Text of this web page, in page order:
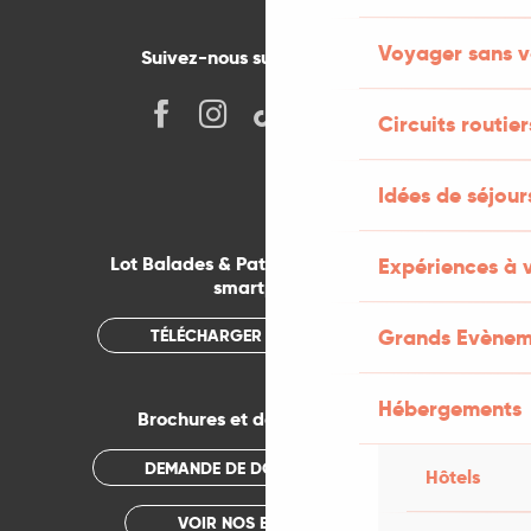
Voyager sans
Circuits
Idées de
Expériences à
Grands
Hébergements
Hôtels
Suivez-nous sur les réseaux !
Lot Balades & Patrimoines sur votre
smartphone
TÉLÉCHARGER L'APPLICATION
Brochures et documentations
DEMANDE DE DOCUMENTATION
VOIR NOS BROCHURES